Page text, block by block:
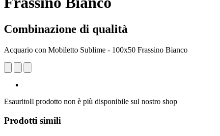
Combinazione di qualità
Acquario con Mobiletto Sublime - 100x50 Frassino Bianco
EsauritoIl prodotto non è più disponibile sul nostro shop
Prodotti simili